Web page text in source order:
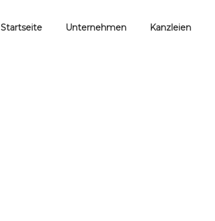
Startseite Unternehmen Kanzleien